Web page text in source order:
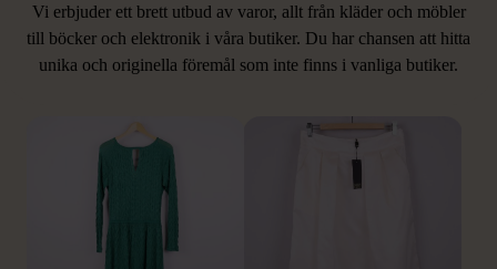
Vi erbjuder ett brett utbud av varor, allt från kläder och möbler
till böcker och elektronik i våra butiker. Du har chansen att hitta
unika och originella föremål som inte finns i vanliga butiker.
LIKNANDE PRODUKTER
Hitta produkter som påminner om denna